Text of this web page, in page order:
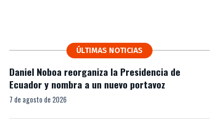
ÚLTIMAS NOTICIAS
Daniel Noboa reorganiza la Presidencia de
Ecuador y nombra a un nuevo portavoz
7 de agosto de 2026